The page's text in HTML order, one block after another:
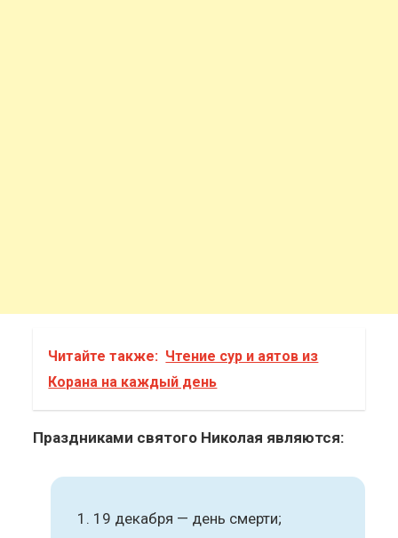
Читайте также: Чтение сур и аятов из
Корана на каждый день
Праздниками святого Николая являются:
19 декабря — день смерти;